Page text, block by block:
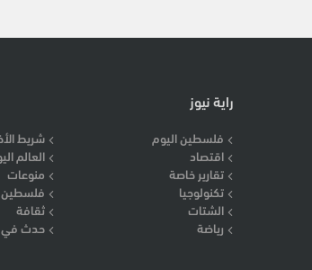
راية نيوز
فلسطين اليوم
شريط
اقتصاد
العالم
تقارير خاصة
منوعات
تكنولوجيا
فلسطين 48
الشتات
ثقافة
رياضة
حدث في